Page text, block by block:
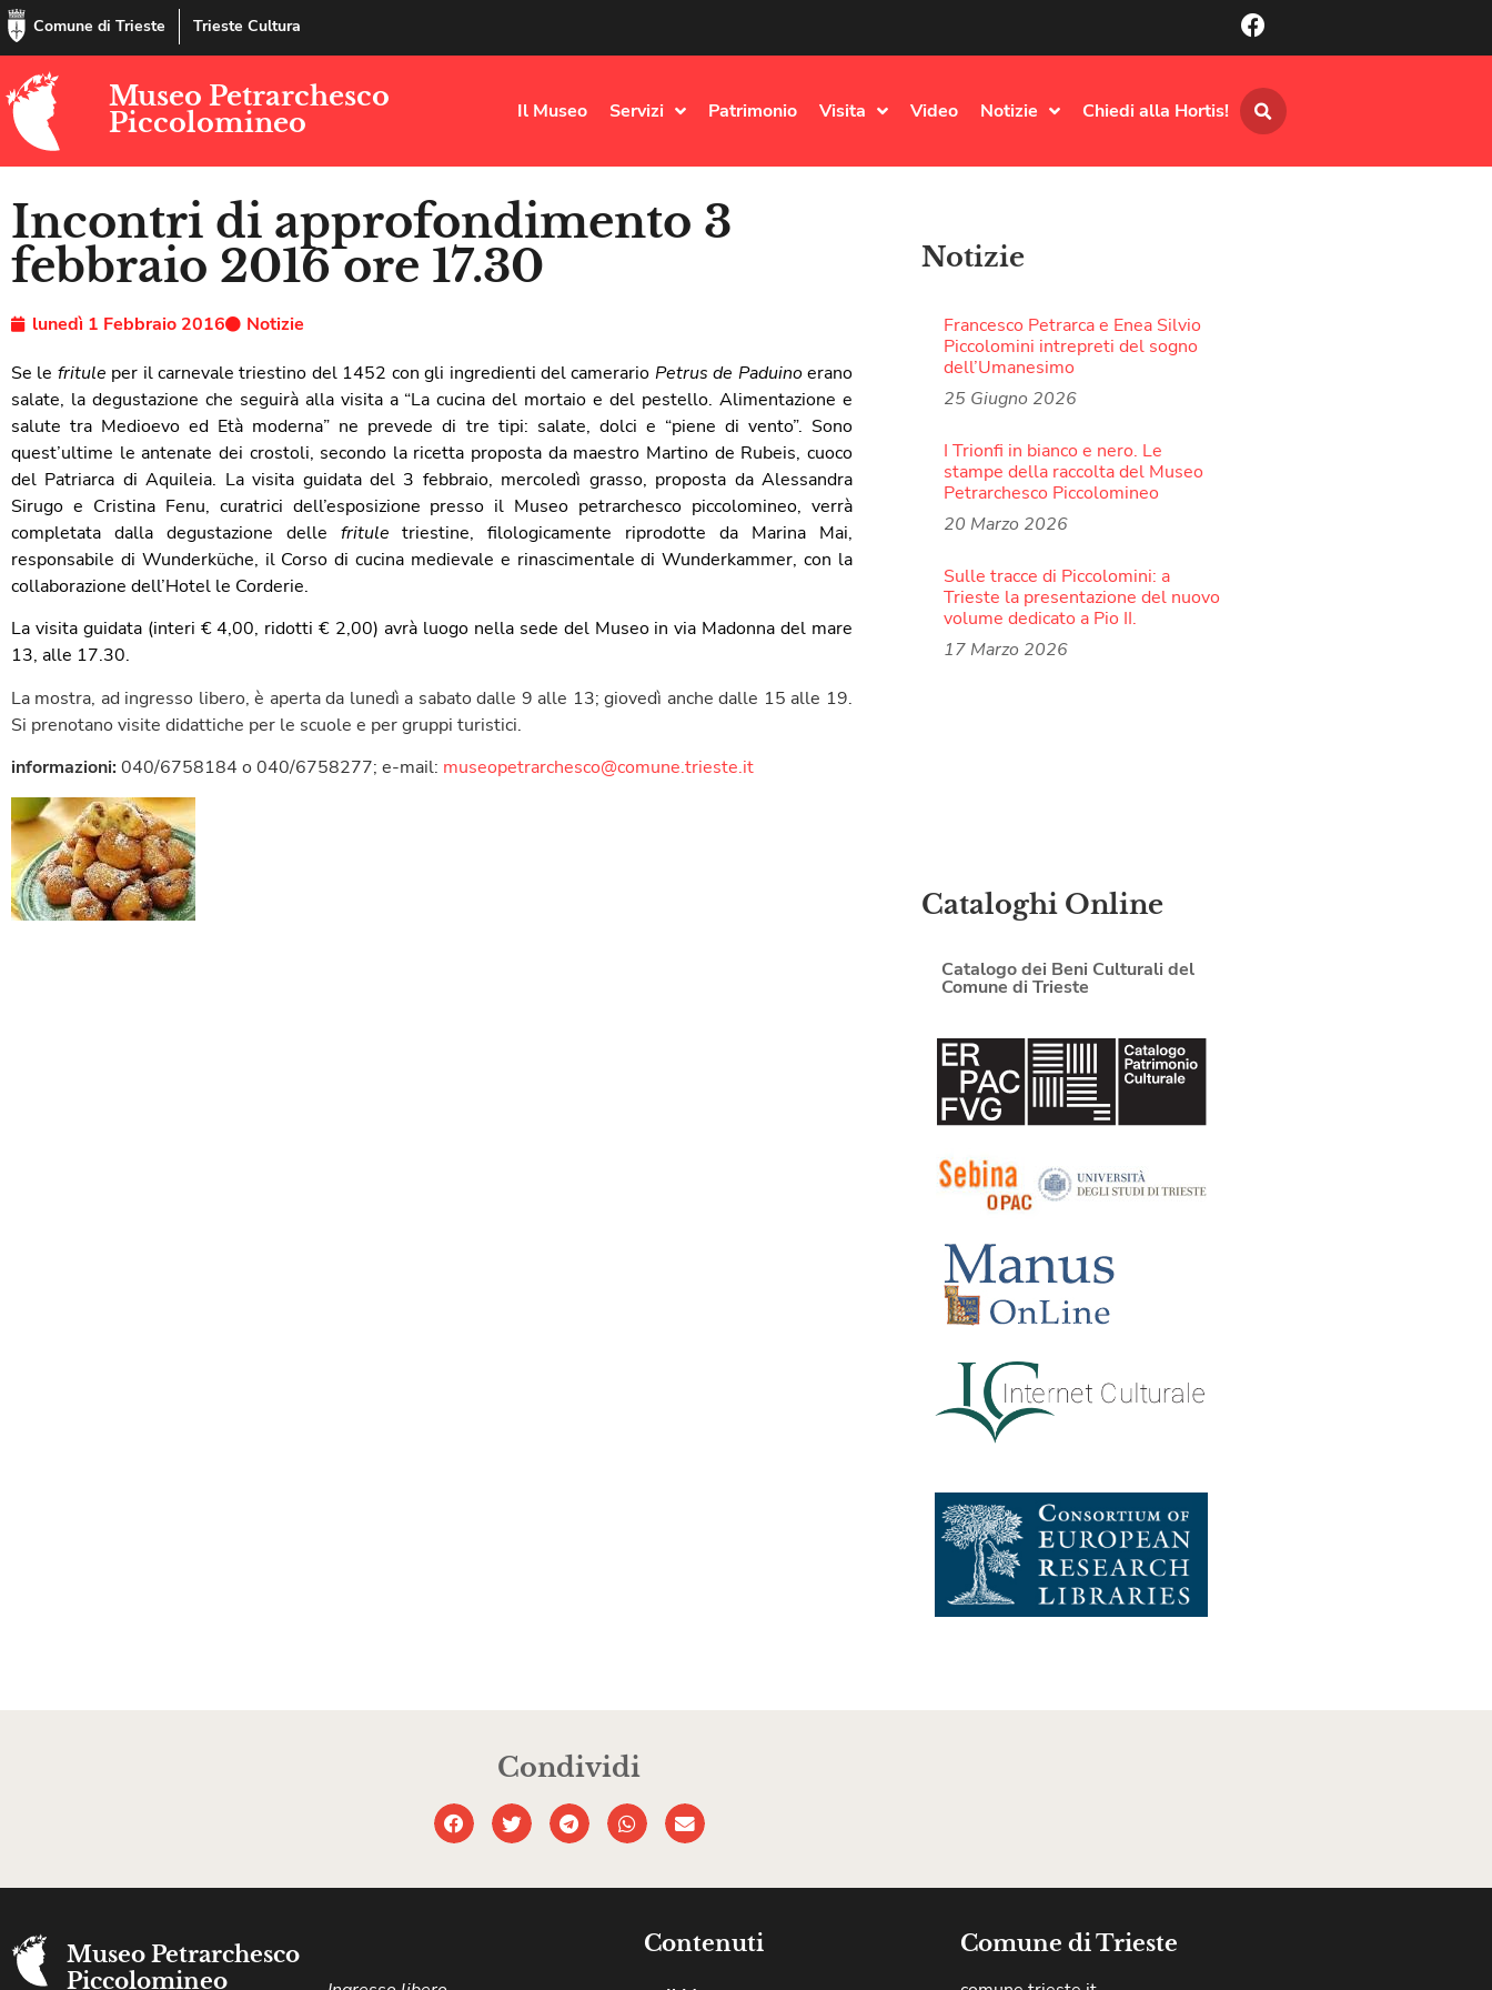
Comune di Trieste Trieste Cultura
Museo Petrarchesco
Piccolomineo
Il Museo Servizi Patrimonio Visita Video Notizie Chiedi alla Hortis!
Incontri di approfondimento 3
febbraio 2016 ore 17.30
lunedì 1 Febbraio 2016
Notizie
Se le fritule per il carnevale triestino del 1452 con gli ingredienti del camerario Petrus de Paduinoerano
salate, la degustazione che seguirà alla visita a “La cucina del mortaio e del pestello. Alimentazione e
salute tra Medioevo ed Età moderna” ne prevede di tre tipi: salate, dolci e “piene di vento”. Sono
quest’ultime le antenate dei crostoli, secondo la ricetta proposta da maestro Martino de Rubeis, cuoco
del Patriarca di Aquileia. La visita guidata del 3 febbraio, mercoledì grasso, proposta da Alessandra
Sirugo e Cristina Fenu, curatrici dell’esposizione presso il Museo petrarchesco piccolomineo, verrà
completata dalla degustazione delle fritule triestine, filologicamente riprodotte da Marina Mai,
responsabile di Wunderküche, il Corso di cucina medievale e rinascimentale di Wunderkammer, con la
collaborazione dell’Hotel le Corderie.
La visita guidata (interi € 4,00, ridotti € 2,00) avrà luogo nella sede del Museo in via Madonna del mare
13, alle 17.30.
La mostra, ad ingresso libero, è aperta da lunedì a sabato dalle 9 alle 13; giovedì anche dalle 15 alle 19.
Si prenotano visite didattiche per le scuole e per gruppi turistici.
informazioni: 040/6758184 o 040/6758277; e-mail: museopetrarchesco@comune.trieste.it
Notizie
Francesco Petrarca e Enea Silvio
Piccolomini intrepreti del sogno
dell’Umanesimo
25 Giugno 2026
I Trionfi in bianco e nero. Le
stampe della raccolta del Museo
Petrarchesco Piccolomineo
20 Marzo 2026
Sulle tracce di Piccolomini: a
Trieste la presentazione del nuovo
volume dedicato a Pio II.
17 Marzo 2026
Cataloghi Online
Catalogo dei Beni Culturali del
Comune di Trieste
Condividi
Museo Petrarchesco
Piccolomineo
Contenuti Comune di Trieste